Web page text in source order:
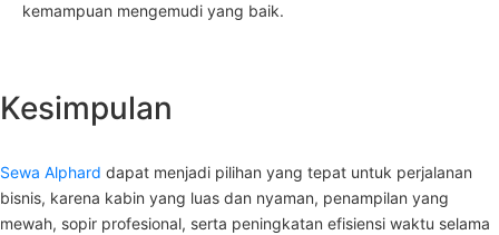
kemampuan mengemudi yang baik.
Kesimpulan
Sewa Alphard dapat menjadi pilihan yang tepat untuk perjalanan
bisnis, karena kabin yang luas dan nyaman, penampilan yang
mewah, sopir profesional, serta peningkatan efisiensi waktu selama